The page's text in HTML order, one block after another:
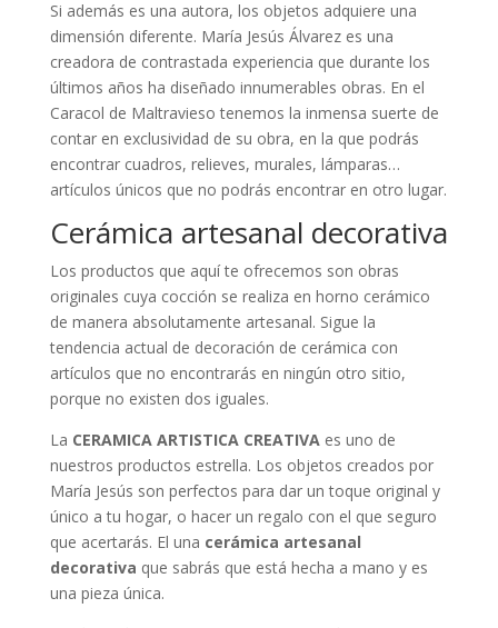
Si además es una autora, los objetos adquiere una
dimensión diferente. María Jesús Álvarez es una
creadora de contrastada experiencia que durante los
últimos años ha diseñado innumerables obras. En el
Caracol de Maltravieso tenemos la inmensa suerte de
contar en exclusividad de su obra, en la que podrás
encontrar cuadros, relieves, murales, lámparas…
artículos únicos que no podrás encontrar en otro lugar.
Cerámica artesanal decorativa
Los productos que aquí te ofrecemos son obras
originales cuya cocción se realiza en horno cerámico
de manera absolutamente artesanal. Sigue la
tendencia actual de decoración de cerámica con
artículos que no encontrarás en ningún otro sitio,
porque no existen dos iguales.
La CERAMICA ARTISTICA CREATIVAes uno de
nuestros productos estrella. Los objetos creados por
María Jesús son perfectos para dar un toque original y
único a tu hogar, o hacer un regalo con el que seguro
que acertarás. El una cerámica artesanal
decorativa que sabrás que está hecha a mano y es
una pieza única.